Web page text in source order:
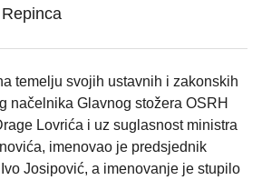
temelju svojih ustavnih i zakonskih
načelnika Glavnog stožera OSRH
Lovrića i uz suglasnost ministra
imenovao je predsjednik
Josipović, a imenovanje je stupilo